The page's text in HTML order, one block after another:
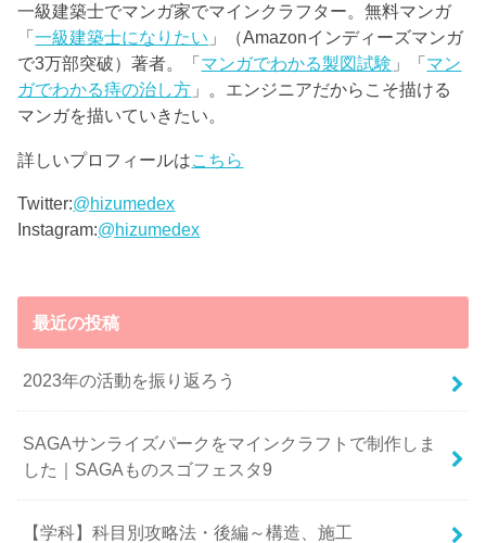
一級建築士でマンガ家でマインクラフター。無料マンガ
「一級建築士になりたい 」（Amazonインディーズマンガ
で3万部突破）著者。「マンガでわかる製図試験 」「マン
ガでわかる痔の治し方 」。エンジニアだからこそ描ける
マンガを描いていきたい。
詳しいプロフィールはこちら
Twitter:@hizumedex
Instagram:@hizumedex
最近の投稿
2023年の活動を振り返ろう
SAGAサンライズパークをマインクラフトで制作しま
した｜SAGAものスゴフェスタ9
【学科】科目別攻略法・後編～構造、施工